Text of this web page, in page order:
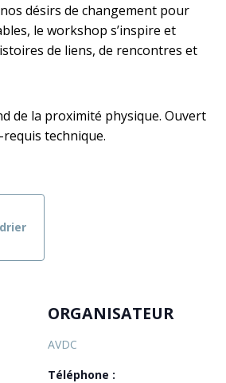
désirs de changement pour
le workshop s’inspire et
de liens, de rencontres et
de la proximité physique. Ouvert
technique.
ORGANISATEUR
AVDC
Téléphone :